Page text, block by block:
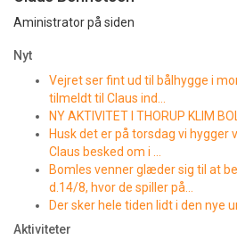
Aministrator på siden
Nyt
Vejret ser fint ud til bålhygge i
tilmeldt til Claus ind…
NY AKTIVITET I THORUP KLIM
Husk det er på torsdag vi hygger
Claus besked om i …
Bomles venner glæder sig til at
d.14/8, hvor de spiller på…
Der sker hele tiden lidt i den nye
Aktiviteter